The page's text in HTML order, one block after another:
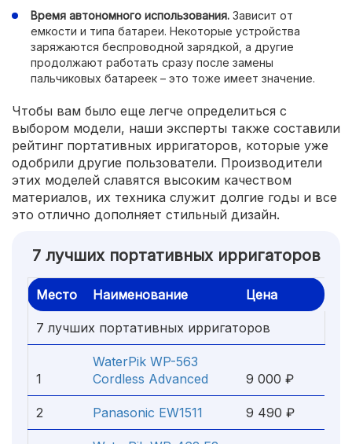
Время автономного использования. Зависит от
емкости и типа батареи. Некоторые устройства
заряжаются беспроводной зарядкой, а другие
продолжают работать сразу после замены
пальчиковых батареек – это тоже имеет значение.
Чтобы вам было еще легче определиться с
выбором модели, наши эксперты также составили
рейтинг портативных ирригаторов, которые уже
одобрили другие пользователи. Производители
этих моделей славятся высоким качеством
материалов, их техника служит долгие годы и все
это отлично дополняет стильный дизайн.
7 лучших портативных ирригаторов
Место Наименование Цена
7 лучших портативных ирригаторов
1
WaterPik WP-563
Cordless Advanced
9 000 ₽
2 Panasonic EW1511 9 490 ₽